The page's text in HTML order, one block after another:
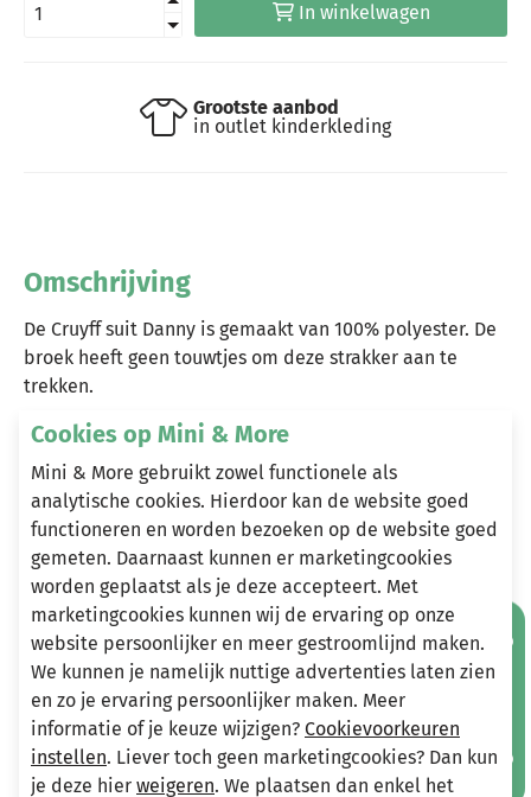
In winkelwagen
Grootste aanbod
in outlet kinderkleding
Omschrijving
De Cruyff suit Danny is gemaakt van 100% polyester. De
broek heeft geen touwtjes om deze strakker aan te
trekken.
Heeft u vragen?
Stuur een e-mail
info@miniandmore.nl
Andere bekeken ook
Wellicht ook iets voor jou?
-50% -70% Mis geen aanbiedingen!
Cookies op Mini & More
Mini & More gebruikt zowel functionele als
analytische cookies. Hierdoor kan de website goed
functioneren en worden bezoeken op de website goed
gemeten. Daarnaast kunnen er marketingcookies
worden geplaatst als je deze accepteert. Met
marketingcookies kunnen wij de ervaring op onze
website persoonlijker en meer gestroomlijnd maken.
We kunnen je namelijk nuttige advertenties laten zien
en zo je ervaring persoonlijker maken. Meer
informatie of je keuze wijzigen? Cookievoorkeuren
instellen. Liever toch geen marketingcookies? Dan kun
je deze hier weigeren. We plaatsen dan enkel het